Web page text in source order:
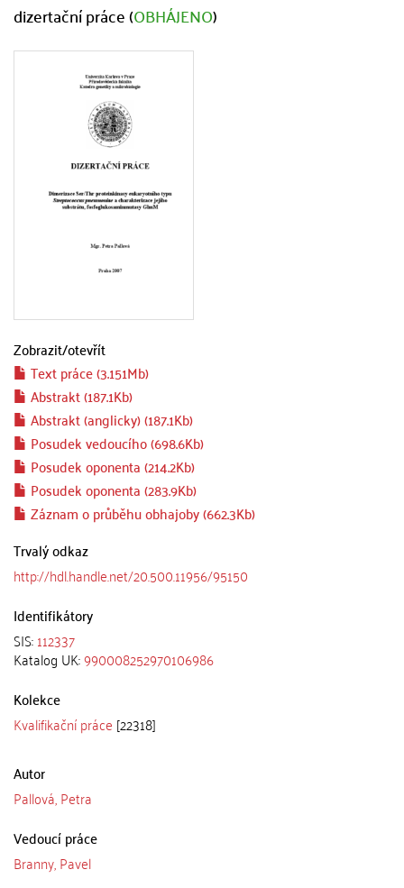
dizertační práce (OBHÁJENO)
Zobrazit/otevřít
Text práce (3.151Mb)
Abstrakt (187.1Kb)
Abstrakt (anglicky) (187.1Kb)
Posudek vedoucího (698.6Kb)
Posudek oponenta (214.2Kb)
Posudek oponenta (283.9Kb)
Záznam o průběhu obhajoby (662.3Kb)
Trvalý odkaz
http://hdl.handle.net/20.500.11956/95150
Identifikátory
SIS:112337
Katalog UK:990008252970106986
Kolekce
Kvalifikační práce [22318]
Autor
Pallová, Petra
Vedoucí práce
Branny, Pavel